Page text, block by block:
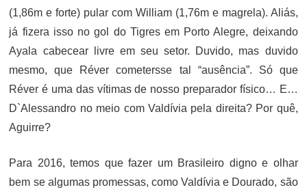
(1,86m e forte) pular com William (1,76m e magrela). Aliás,
já fizera isso no gol do Tigres em Porto Alegre, deixando
Ayala cabecear livre em seu setor. Duvido, mas duvido
mesmo, que Réver cometersse tal “ausência”. Só que
Réver é uma das vítimas de nosso preparador físico… E…
D`Alessandro no meio com Valdívia pela direita? Por quê,
Aguirre?
Para 2016, temos que fazer um Brasileiro digno e olhar
bem se algumas promessas, como Valdívia e Dourado, são